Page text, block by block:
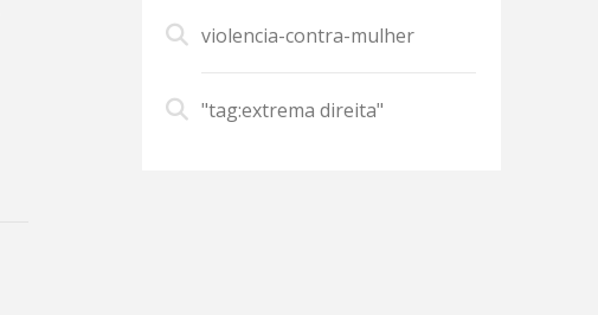
violencia-contra-mulher
"tag:extrema direita"